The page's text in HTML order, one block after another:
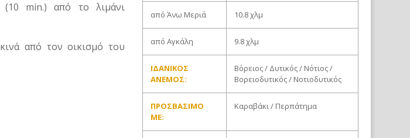
(10 min.) από το λιμάνι
από τον οικισμό του
από Άνω Μεριά 10.8 χλμ
από Αγκάλη 9.8 χλμ
ΙΔΑΝΙΚΌΣ
ΆΝΕΜΟΣ:
Βόρειος / Δυτικός / Νότιος /
Βορειοδυτικός / Νοτιοδυτικός
ΠΡΟΣΒΆΣΙΜΟ
ΜΕ:
Καραβάκι / Περπάτημα